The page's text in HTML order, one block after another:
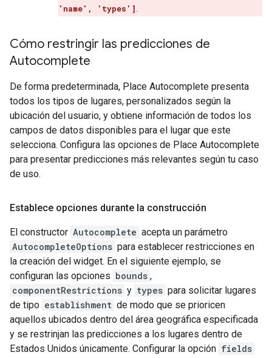
'name', 'types']
Cómo restringir las predicciones de
Autocomplete
De forma predeterminada, Place Autocomplete presenta
todos los tipos de lugares, personalizados según la
ubicación del usuario, y obtiene información de todos los
campos de datos disponibles para el lugar que este
selecciona. Configura las opciones de Place Autocomplete
para presentar predicciones más relevantes según tu caso
de uso.
Establece opciones durante la construcción
El constructor Autocomplete acepta un parámetro
AutocompleteOptions para establecer restricciones en
la creación del widget. En el siguiente ejemplo, se
configuran las opciones bounds ,
componentRestrictions y types para solicitar lugares
de tipo establishment de modo que se prioricen
aquellos ubicados dentro del área geográfica especificada
y se restrinjan las predicciones a los lugares dentro de
Estados Unidos únicamente. Configurar la opción fields